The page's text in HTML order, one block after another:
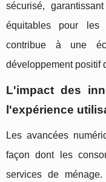
sécurisé,
équitables pour les
contribue à une
développement positif
L'impact des
l'expérience
Les avancées
façon dont les
services de